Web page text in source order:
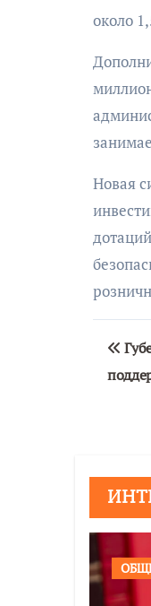
около
Новая
по